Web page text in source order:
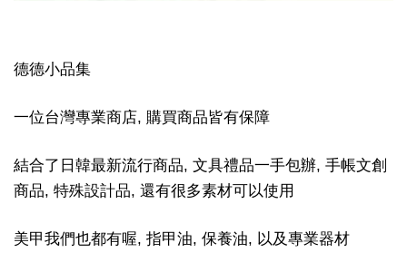
德德小品集
一位台灣專業商店, 購買商品皆有保障
結合了日韓最新流行商品, 文具禮品一手包辦, 手帳文創
商品, 特殊設計品, 還有很多素材可以使用
美甲我們也都有喔, 指甲油, 保養油, 以及專業器材